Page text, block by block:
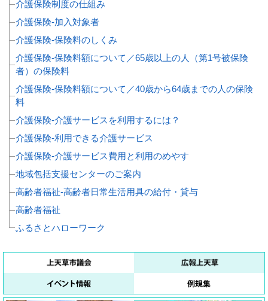
介護保険制度の仕組み
介護保険‐加入対象者
介護保険‐保険料のしくみ
介護保険‐保険料額について／65歳以上の人（第1号被保険
者）の保険料
介護保険‐保険料額について／40歳から64歳までの人の保険
料
介護保険‐介護サービスを利用するには？
介護保険‐利用できる介護サービス
介護保険‐介護サービス費用と利用のめやす
地域包括支援センターのご案内
高齢者福祉‐高齢者日常生活用具の給付・貸与
高齢者福祉
ふるさとハローワーク